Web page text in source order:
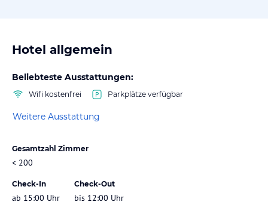
Hotel allgemein
Beliebteste Ausstattungen:
Wifi kostenfrei Parkplätze verfügbar
Weitere Ausstattung
Gesamtzahl Zimmer
< 200
Check-In
ab 15:00 Uhr
Check-Out
bis 12:00 Uhr